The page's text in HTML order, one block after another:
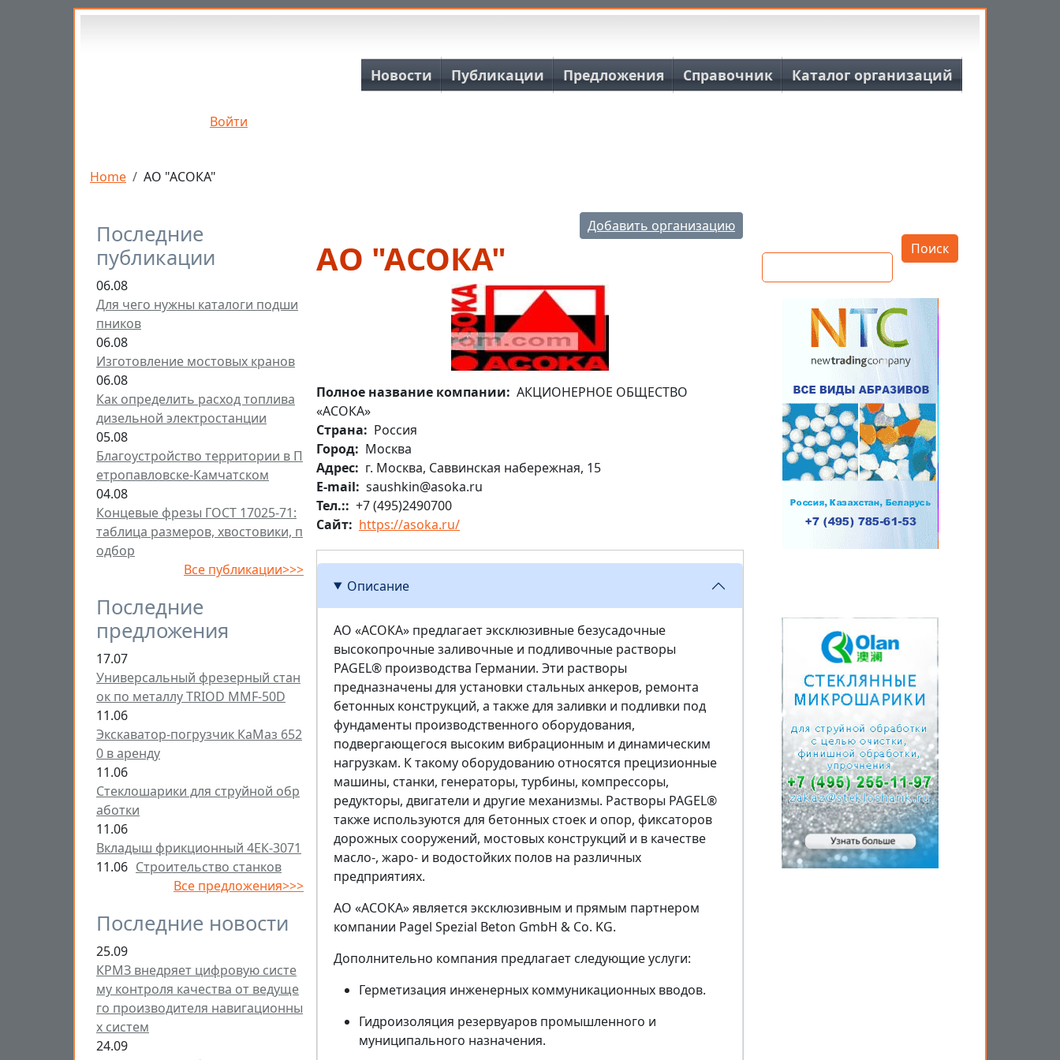
Перейти к основному содержанию
Войти
Основная навигация
Новости Публикации Предложения Справочник Каталог организаций
Строка навигации
Home АО "АСОКА"
Последние
публикации
06.08
Для чего нужны каталоги подши
пников
06.08
Изготовление мостовых кранов
06.08
Как определить расход топлива
дизельной электростанции
05.08
Благоустройство территории в П
етропавловске-Камчатском
04.08
Концевые фрезы ГОСТ 17025-71:
таблица размеров, хвостовики, п
одбор
Все публикации>>>
Последние
предложения
17.07
Универсальный фрезерный стан
ок по металлу TRIOD MMF-50D
11.06
Экскаватор-погрузчик КаМаз 652
0 в аренду
11.06
Стеклошарики для струйной обр
аботки
11.06
Вкладыш фрикционный 4ЕК-3071
11.06 Строительство станков
Все предложения>>>
Последние новости
25.09
КРМЗ внедряет цифровую систе
му контроля качества от ведуще
го производителя навигационны
х систем
24.09
Добавить организацию
АО "АСОКА"
Полное название компании
АКЦИОНЕРНОЕ ОБЩЕСТВО
«АСОКА»
Страна
Россия
Город
Москва
Aдрес
г. Москва, Саввинская набережная, 15
E-mail
saushkin@asoka.ru
Тел.:
+7 (495)2490700
Сайт
https://asoka.ru/
Описание
АО «АСОКА» предлагает эксклюзивные безусадочные
высокопрочные заливочные и подливочные растворы
PAGEL® производства Германии. Эти растворы
предназначены для установки стальных анкеров, ремонта
бетонных конструкций, а также для заливки и подливки под
фундаменты производственного оборудования,
подвергающегося высоким вибрационным и динамическим
нагрузкам. К такому оборудованию относятся прецизионные
машины, станки, генераторы, турбины, компрессоры,
редукторы, двигатели и другие механизмы. Растворы PAGEL®
также используются для бетонных стоек и опор, фиксаторов
дорожных сооружений, мостовых конструкций и в качестве
масло-, жаро- и водостойких полов на различных
предприятиях.
АО «АСОКА» является эксклюзивным и прямым партнером
компании Pagel Spezial Beton GmbH & Co. KG.
Дополнительно компания предлагает следующие услуги:
Герметизация инженерных коммуникационных вводов.
Гидроизоляция резервуаров промышленного и
муниципального назначения.